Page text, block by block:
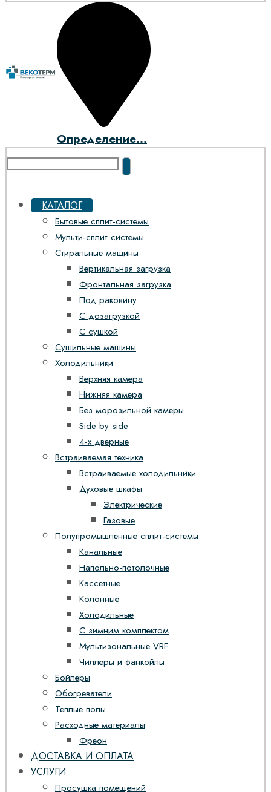
Определение...
КАТАЛОГ
Бытовые сплит-системы
Мульти-сплит системы
Стиральные машины
Вертикальная загрузка
Фронтальная загрузка
Под раковину
С дозагрузкой
С сушкой
Сушильные машины
Холодильники
Верхняя камера
Нижняя камера
Без морозильной камеры
Side by side
4-х дверные
Встраиваемая техника
Встраиваемые холодильники
Духовые шкафы
Электрические
Газовые
Полупромышленные сплит-системы
Канальные
Напольно-потолочные
Кассетные
Колонные
Холодильные
С зимним комплектом
Мультизональные VRF
Чиллеры и фанкойлы
Бойлеры
Обогреватели
Теплые полы
Расходные материалы
Фреон
ДОСТАВКА И ОПЛАТА
УСЛУГИ
Просушка помещений